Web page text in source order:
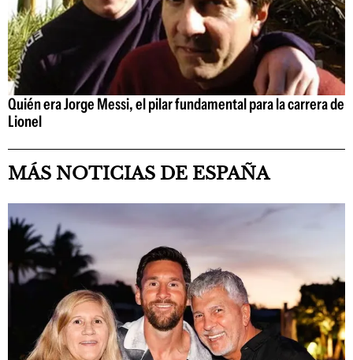
Quién era Jorge Messi, el pilar fundamental para la carrera de
Lionel
MÁS NOTICIAS DE ESPAÑA